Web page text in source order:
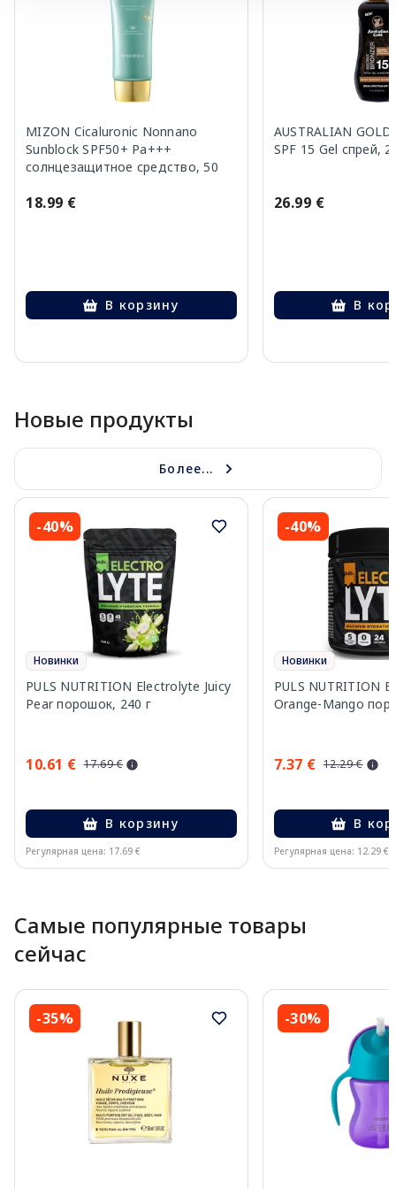
MIZON Cicaluronic Nonnano
Sunblock SPF50+ Pa+++
солнцезащитное средство, 50
18.99 €
В корзину
AUSTRALIAN
SPF 15 Gel спрей,
26.99 €
В
Новые продукты
Более...
-40%
Новинки
PULS NUTRITION Electrolyte Juicy
Pear порошок, 240 г
10.61 € 17.69 €
В корзину
Регулярная цена: 17.69 €
-40%
Новинки
PULS NUTRITION
Orange-Mango
7.37 € 12.29 €
В
Регулярная цена: 12.29 €
Самые популярные товары
сейчас
-35% -30%